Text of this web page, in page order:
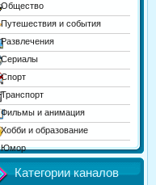
Общество
Путешествия и события
Развлечения
Сериалы
Спорт
Транспорт
Фильмы и анимация
Хобби и образование
Юмор
Категории каналов